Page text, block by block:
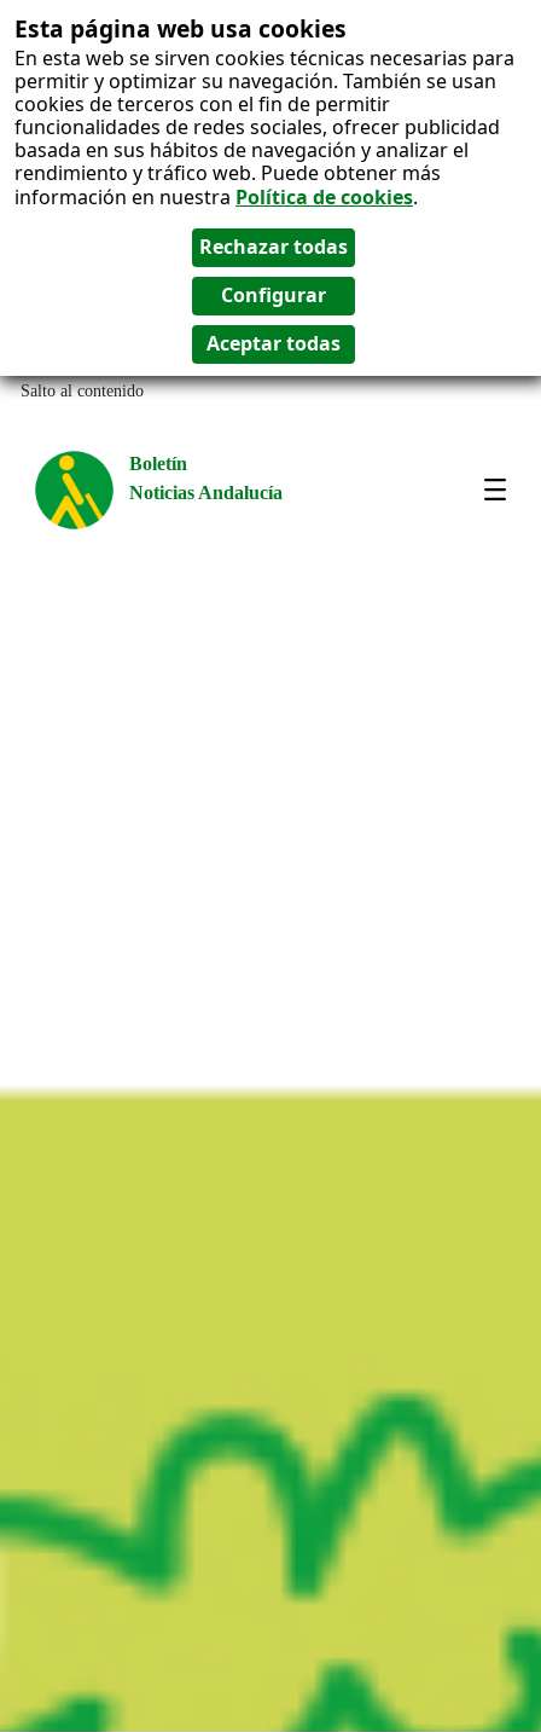
Esta página web usa cookies
En esta web se sirven cookies técnicas necesarias para
permitir y optimizar su navegación. También se usan
cookies de terceros con el fin de permitir
funcionalidades de redes sociales, ofrecer publicidad
basada en sus hábitos de navegación y analizar el
rendimiento y tráfico web. Puede obtener más
información en nuestra Política de cookies.
Salto al contenido
Boletín
Noticias Andalucía